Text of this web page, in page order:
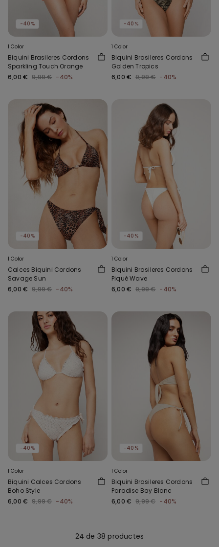
-40%
1 Color
Biquini Brasileres Cordons
Sparkling Touch Orange
6,00 € 9,99 € -40%
-40%
1 Color
Biquini Brasileres Cordons
Golden Tropics
6,00 € 9,99 € -40%
-40%
1 Color
Calces Biquini Cordons
Savage Sun
6,00 € 9,99 € -40%
-40%
1 Color
Biquini Brasileres Cordons
Piqué Wave
6,00 € 9,99 € -40%
-40%
1 Color
Biquini Calces Cordons
Boho Style
6,00 € 9,99 € -40%
-40%
1 Color
Biquini Brasileres Cordons
Paradise Bay Blanc
6,00 € 9,99 € -40%
24 de 38 productes